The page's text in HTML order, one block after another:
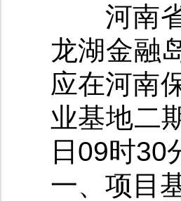
河南省
龙湖金融
应在河南
业基地二
日09时30
一、项目